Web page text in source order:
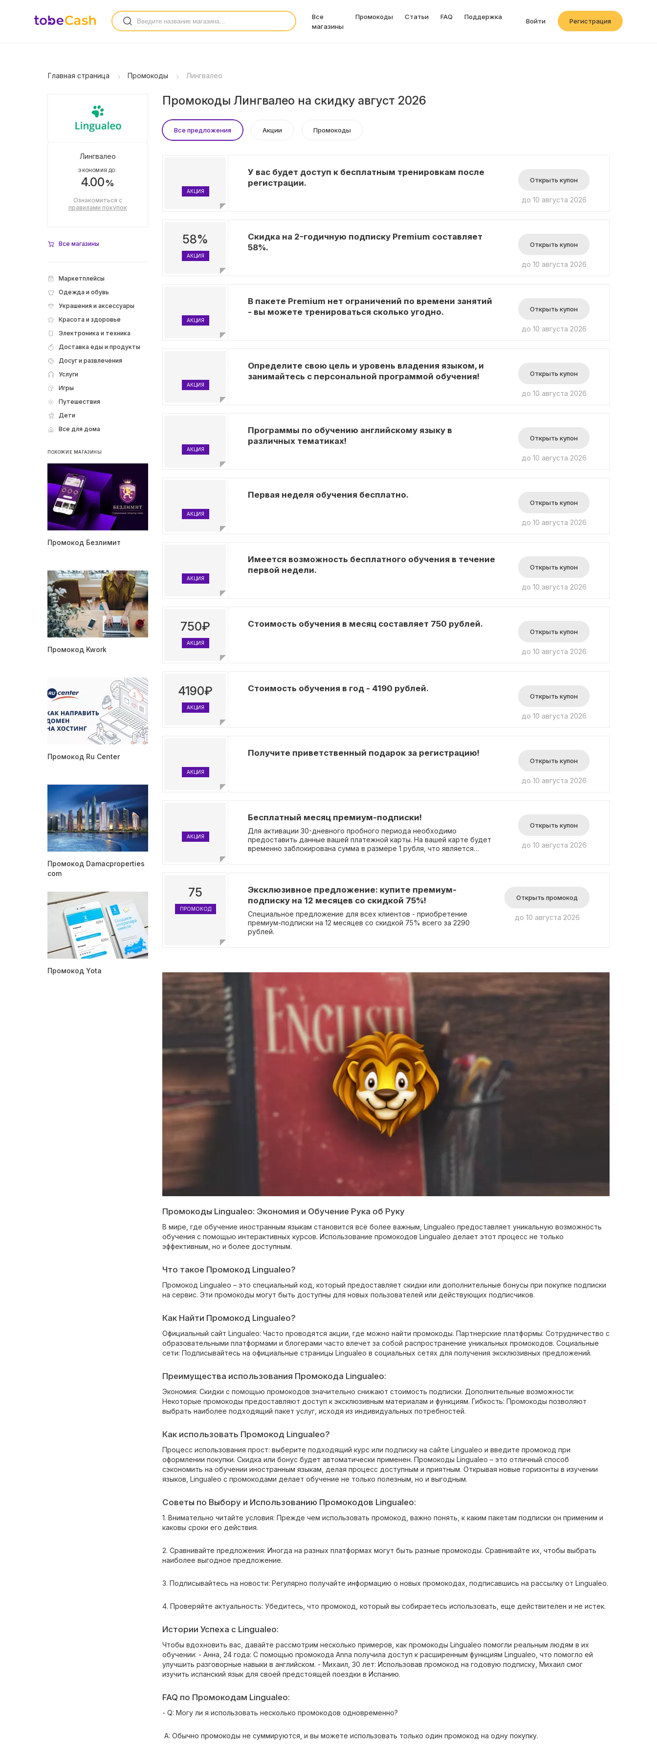
Все
магазины
Промокоды Статьи FAQ Поддержка
Войти Регистрация
Главная страница Промокоды Лингвалео
Лингвалео
ЭКОНОМИЯ ДО:
4.00%
Ознакомиться с
правилами покупок
Все магазины
Маркетплейсы
Одежда и обувь
Украшения и аксессуары
Красота и здоровье
Электроника и техника
Доставка еды и продукты
Досуг и развлечения
Услуги
Игры
Путешествия
Дети
Все для дома
ПОХОЖИЕ МАГАЗИНЫ
Промокод Безлимит
Промокод Kwork
Промокод Ru Center
Промокод Damacproperties
com
Промокод Yota
Промокоды Лингвалео на скидку август 2026
Все предложения Акции Промокоды
АКЦИЯ
У вас будет доступ к бесплатным тренировкам после
регистрации.
Открыть купон
до 10 августа 2026
58%
АКЦИЯ
Скидка на 2-годичную подписку Premium составляет
58%.
Открыть купон
до 10 августа 2026
АКЦИЯ
В пакете Premium нет ограничений по времени занятий
- вы можете тренироваться сколько угодно.
Открыть купон
до 10 августа 2026
АКЦИЯ
Определите свою цель и уровень владения языком, и
занимайтесь с персональной программой обучения!
Открыть купон
до 10 августа 2026
АКЦИЯ
Программы по обучению английскому языку в
различных тематиках!
Открыть купон
до 10 августа 2026
АКЦИЯ
Первая неделя обучения бесплатно.
Открыть купон
до 10 августа 2026
АКЦИЯ
Имеется возможность бесплатного обучения в течение
первой недели.
Открыть купон
до 10 августа 2026
750₽
АКЦИЯ
Стоимость обучения в месяц составляет 750 рублей.
Открыть купон
до 10 августа 2026
4190₽
АКЦИЯ
Стоимость обучения в год - 4190 рублей.
Открыть купон
до 10 августа 2026
АКЦИЯ
Получите приветственный подарок за регистрацию!
Открыть купон
до 10 августа 2026
АКЦИЯ
Бесплатный месяц премиум-подписки!
Для активации 30-дневного пробного периода необходимо
предоставить данные вашей платежной карты. На вашей карте будет
временно заблокирована сумма в размере 1 рубля, что является
оплата за следующий месяц будет списана с вашей карты.
Открыть купон
до 10 августа 2026
75
ПРОМОКОД
Эксклюзивное предложение: купите премиум-
подписку на 12 месяцев со скидкой 75%!
Специальное предложение для всех клиентов - приобретение
премиум-подписки на 12 месяцев со скидкой 75% всего за 2290
рублей.
Открыть промокод
до 10 августа 2026
Промокоды Lingualeo: Экономия и Обучение Рука об Руку
В мире, где обучение иностранным языкам становится всё более важным, Lingualeo предоставляет уникальную возможность
обучения с помощью интерактивных курсов. Использование промокодов Lingualeo делает этот процесс не только
эффективным, но и более доступным.
Что такое Промокод Lingualeo?
Промокод Lingualeo – это специальный код, который предоставляет скидки или дополнительные бонусы при покупке подписки
на сервис. Эти промокоды могут быть доступны для новых пользователей или действующих подписчиков.
Как Найти Промокод Lingualeo?
Официальный сайт Lingualeo: Часто проводятся акции, где можно найти промокоды. Партнерские платформы: Сотрудничество с
образовательными платформами и блогерами часто влечет за собой распространение уникальных промокодов. Социальные
сети: Подписывайтесь на официальные страницы Lingualeo в социальных сетях для получения эксклюзивных предложений.
Преимущества использования Промокода Lingualeo:
Экономия: Скидки с помощью промокодов значительно снижают стоимость подписки. Дополнительные возможности:
Некоторые промокоды предоставляют доступ к эксклюзивным материалам и функциям. Гибкость: Промокоды позволяют
выбрать наиболее подходящий пакет услуг, исходя из индивидуальных потребностей.
Как использовать Промокод Lingualeo?
Процесс использования прост: выберите подходящий курс или подписку на сайте Lingualeo и введите промокод при
оформлении покупки. Скидка или бонус будет автоматически применен. Промокоды Lingualeo – это отличный способ
сэкономить на обучении иностранным языкам, делая процесс доступным и приятным. Открывая новые горизонты в изучении
языков, Lingualeo с промокодами делает обучение не только полезным, но и выгодным.
Советы по Выбору и Использованию Промокодов Lingualeo:
1. Внимательно читайте условия: Прежде чем использовать промокод, важно понять, к каким пакетам подписки он применим и
каковы сроки его действия.
2. Сравнивайте предложения: Иногда на разных платформах могут быть разные промокоды. Сравнивайте их, чтобы выбрать
наиболее выгодное предложение.
3. Подписывайтесь на новости: Регулярно получайте информацию о новых промокодах, подписавшись на рассылку от Lingualeo.
4. Проверяйте актуальность: Убедитесь, что промокод, который вы собираетесь использовать, еще действителен и не истек.
Истории Успеха с Lingualeo:
Чтобы вдохновить вас, давайте рассмотрим несколько примеров, как промокоды Lingualeo помогли реальным людям в их
обучении: - Анна, 24 года: С помощью промокода Anna получила доступ к расширенным функциям Lingualeo, что помогло ей
улучшить разговорные навыки в английском. - Михаил, 30 лет: Использовав промокод на годовую подписку, Михаил смог
изучить испанский язык для своей предстоящей поездки в Испанию.
FAQ по Промокодам Lingualeo:
- Q: Могу ли я использовать несколько промокодов одновременно?
A: Обычно промокоды не суммируются, и вы можете использовать только один промокод на одну покупку.